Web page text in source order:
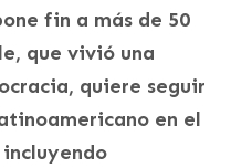
fin a más de 50
que vivió una
quiere seguir
en el